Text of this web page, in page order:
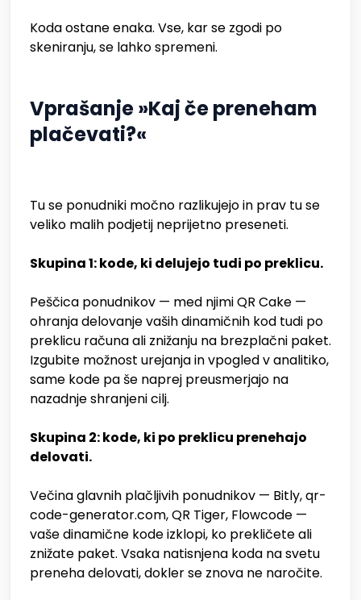
Koda ostane enaka. Vse, kar se zgodi po
skeniranju, se lahko spremeni.
Vprašanje »Kaj če preneham
plačevati?«
Tu se ponudniki močno razlikujejo in prav tu se
veliko malih podjetij neprijetno preseneti.
Skupina 1: kode, ki delujejo tudi po preklicu.
Peščica ponudnikov — med njimi QR Cake —
ohranja delovanje vaših dinamičnih kod tudi po
preklicu računa ali znižanju na brezplačni paket.
Izgubite možnost urejanja in vpogled v analitiko,
same kode pa še naprej preusmerjajo na
nazadnje shranjeni cilj.
Skupina 2: kode, ki po preklicu prenehajo
delovati.
Večina glavnih plačljivih ponudnikov — Bitly, qr-
code-generator.com, QR Tiger, Flowcode —
vaše dinamične kode izklopi, ko prekličete ali
znižate paket. Vsaka natisnjena koda na svetu
preneha delovati, dokler se znova ne naročite.